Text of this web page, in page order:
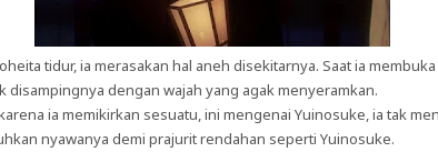
tidur, ia merasakan hal aneh disekitarnya. Saat ia
disampingnya dengan wajah yang agak menyeramkan.
ia memikirkan sesuatu, ini mengenai Yuinosuke, ia tak
nyawanya demi prajurit rendahan seperti Yuinosuke.